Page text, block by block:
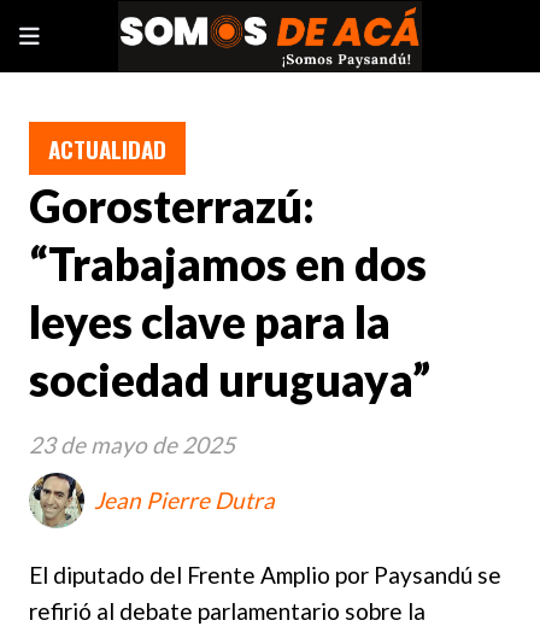
Gorosterrazú:
“Trabajamos en dos
leyes clave para la
sociedad uruguaya”
El diputado del Frente Amplio por Paysandú se
refirió al debate parlamentario sobre la
ACTUALIDAD
23 de mayo de 2025
Jean Pierre Dutra